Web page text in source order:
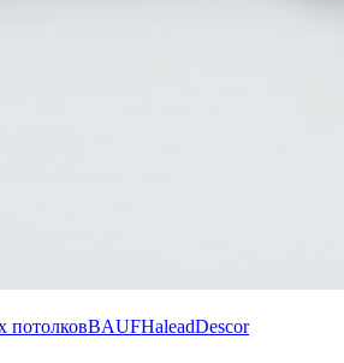
потолковBAUFHaleadDescor